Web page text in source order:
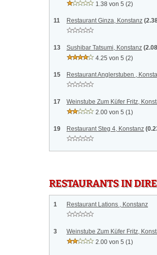
1.38 von 5 (2)
11 Restaurant Ginza, Konstanz
13 Sushibar Tatsumi, Konstanz
4.25 von 5 (2)
15 Restaurant Anglerstuben ,
17
Weinstube Zum Küfer Fritz,
2.00 von 5 (1)
19 Restaurant Steg 4, Konstanz
RESTAURANTS IN
1 Restaurant Lations , Konstanz
3
Weinstube Zum Küfer Fritz,
2.00 von 5 (1)